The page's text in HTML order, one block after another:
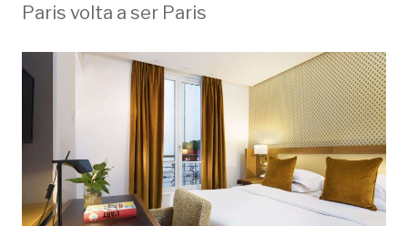
Paris volta a ser Paris